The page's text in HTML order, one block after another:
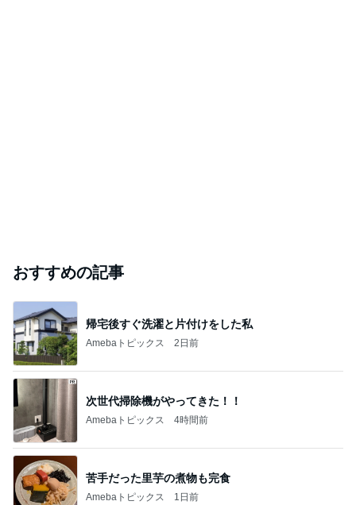
おすすめの記事
帰宅後すぐ洗濯と片付けをした私
Amebaトピックス 2日前
次世代掃除機がやってきた！！
Amebaトピックス 4時間前
苦手だった里芋の煮物も完食
Amebaトピックス 1日前